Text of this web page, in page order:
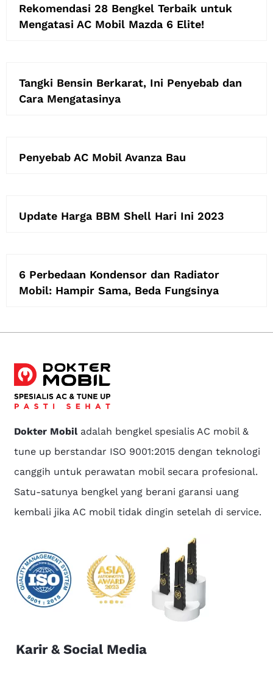
Rekomendasi 28 Bengkel Terbaik untuk
Mengatasi AC Mobil Mazda 6 Elite!
Tangki Bensin Berkarat, Ini Penyebab dan
Cara Mengatasinya
Penyebab AC Mobil Avanza Bau
Update Harga BBM Shell Hari Ini 2023
6 Perbedaan Kondensor dan Radiator
Mobil: Hampir Sama, Beda Fungsinya
Dokter Mobiladalah bengkel spesialis AC mobil &
tune up berstandar ISO 9001:2015 dengan teknologi
canggih untuk perawatan mobil secara profesional.
Satu-satunya bengkel yang berani garansi uang
kembali jika AC mobil tidak dingin setelah di service.
Karir & Social Media